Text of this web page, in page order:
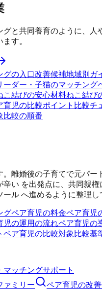
グと共同養育のように、人
す。
グの入口改善候補地域別ガ
ーダー・子猫のマッチング
こ結びの安心材料ねこ結び
育児の比較ポイント 比較チ
比較の順番
。離婚後の子育てで元パー
辛い を出発点に、共同親権
ール へ進めるように整理し
グペア育児の料金ペア育児
児の運用の流れペア育児の
ペア育児の比較対象比較基
マッチングサポート
ァミリー ペア育児の改